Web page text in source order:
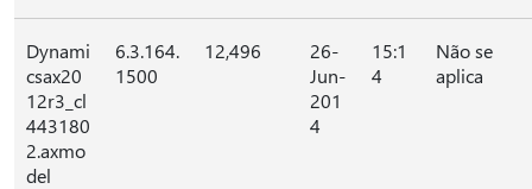
Dynami
csax20
12r3_cl
443180
2.axmo
del
6.3.164.
1500
12,496
26-
Jun-
201
4
15:1
4
Não se
aplica